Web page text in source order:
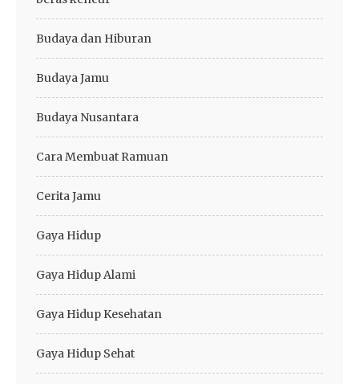
Budaya dan Hiburan
Budaya Jamu
Budaya Nusantara
Cara Membuat Ramuan
Cerita Jamu
Gaya Hidup
Gaya Hidup Alami
Gaya Hidup Kesehatan
Gaya Hidup Sehat